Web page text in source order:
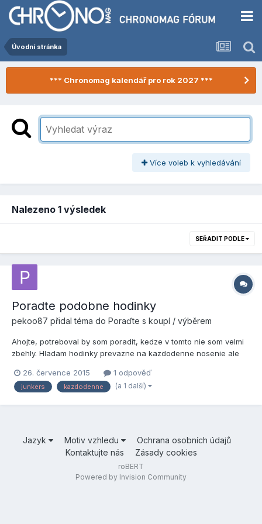
Úvodní stránka
*** Chronomag kalendář pro rok 2027 ***
Více voleb k vyhledávání
Nalezeno 1 výsledek
SEŘADIT PODLE
Poradte podobne hodinky
pekoo87 přidal téma do Poraďte s koupí / výběrem
Ahojte, potreboval by som poradit, kedze v tomto nie som velmi
zbehly. Hladam hodinky prevazne na kazdodenne nosenie ale
Junkers 6086-2, ktore mi ale pridu trosku moc elegantne, take
moc do obleku. Dalej sa mi este pozdavaju Jorg Gray 6500, k...
26. července 2015 1 odpověď
junkers kazdodenne (a 1 další)
Jazyk Motiv vzhledu
Ochrana osobních údajů
Kontaktujte nás
Zásady cookies
roBERT
Powered by Invision Community